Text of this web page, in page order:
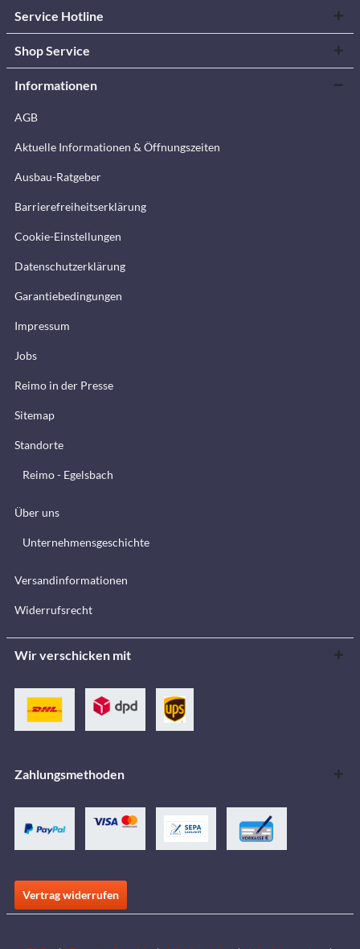
Service Hotline
Shop Service
Informationen
AGB
Aktuelle Informationen & Öffnungszeiten
Ausbau-Ratgeber
Barrierefreiheitserklärung
Cookie-Einstellungen
Datenschutzerklärung
Garantiebedingungen
Impressum
Jobs
Reimo in der Presse
Sitemap
Standorte
Reimo - Egelsbach
Über uns
Unternehmensgeschichte
Versandinformationen
Widerrufsrecht
Wir verschicken mit
Zahlungsmethoden
Vertrag widerrufen